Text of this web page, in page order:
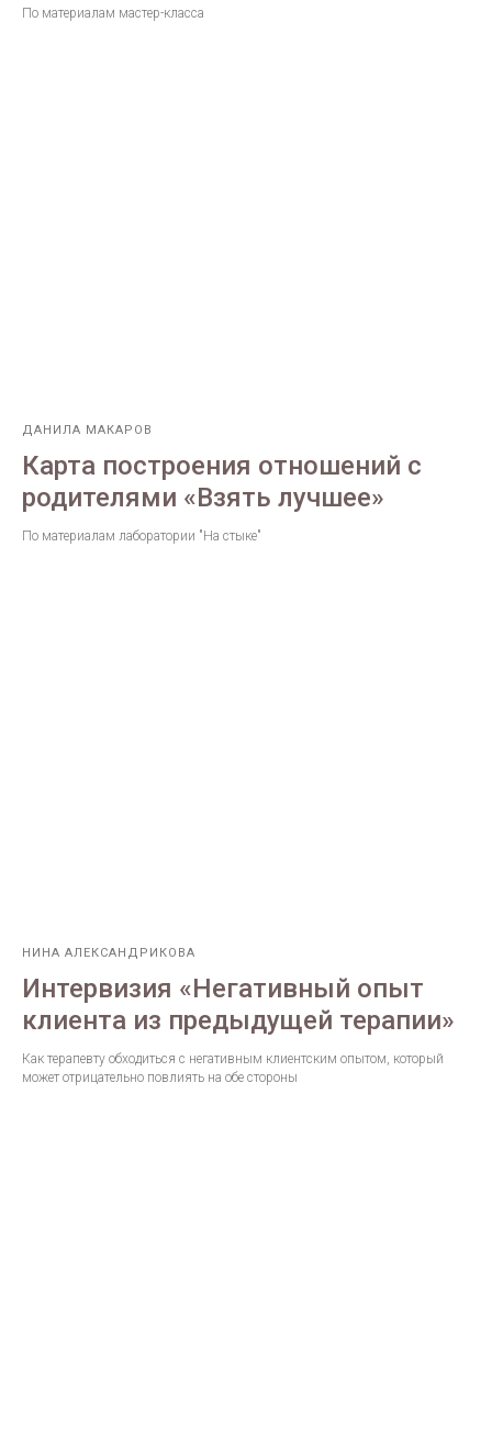
По материалам мастер-класса
ДАНИЛА МАКАРОВ
Карта построения отношений с
родителями «Взять лучшее»
По материалам лаборатории "На стыке"
НИНА АЛЕКСАНДРИКОВА
Интервизия «Негативный опыт
клиента из предыдущей терапии»
Как терапевту обходиться с негативным клиентским опытом, который
может отрицательно повлиять на обе стороны